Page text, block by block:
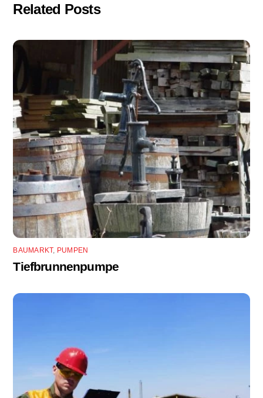
Related Posts
BAUMARKT, PUMPEN
Tiefbrunnenpumpe